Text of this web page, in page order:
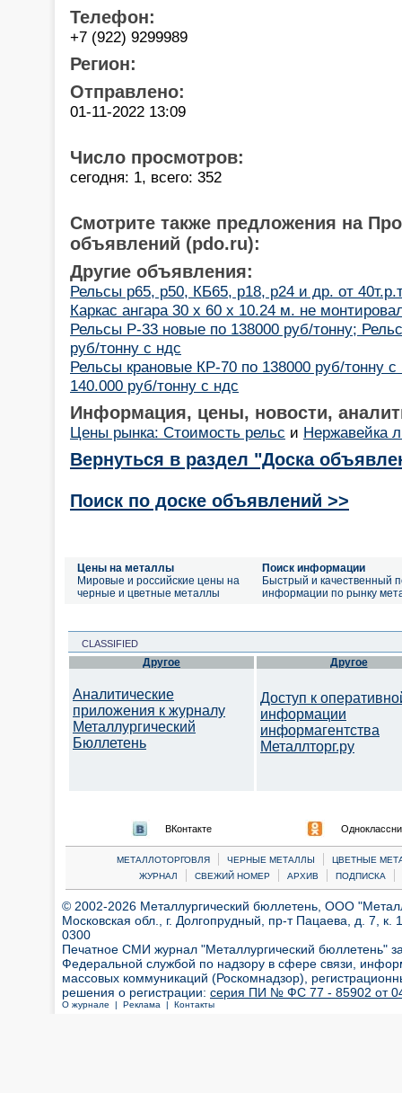
Телефон:
+7 (922) 9299989
Регион:
Отправлено:
01-11-2022 13:09
Число просмотров:
сегодня: 1, всего: 352
Смотрите также предложения на
объявлений (pdo.ru):
Другие объявления:
Рельсы р65, р50, КБ65, р18, р24 и др. от
Каркас ангара 30 х 60 х 10.24 м. не
Рельсы Р-33 новые по 138000 руб/тонну;
руб/тонну с ндс
Рельсы крановые КР-70 по 138000 руб/тонну
140.000 руб/тонну с ндс
Информация, цены, новости,
Цены рынка: Стоимость рельс и Нержавейка
Вернуться в раздел "Доска
Поиск по доске объявлений >>
Цены на металлы
Мировые и российские цены на
черные и цветные металлы
Поиск информации
Быстрый и качественный
информации по рынку
CLASSIFIED
Другое
Аналитические
приложения к журналу
Металлургический
Бюллетень
Другое
Доступ к
информации
информагентства
Металлторг.ру
ВКонтакте
МЕТАЛЛОТОРГОВЛЯ | ЧЕРНЫЕ МЕТАЛЛЫ |
ЦВЕТНЫЕ
ЖУРНАЛ
| СВЕЖИЙ НОМЕР | АРХИВ | ПОДПИСКА |
© 2002-2026 Металлургический бюллетень, ООО
Московская обл., г. Долгопрудный, пр-т Пацаева, д. 7,
0300
Печатное СМИ журнал "Металлургический бюллетень"
Федеральной службой по надзору в сфере связи,
массовых коммуникаций (Роскомнадзор),
решения о регистрации: серия ПИ № ФС 77 - 85902 от 04
О журнале | Реклама | Контакты